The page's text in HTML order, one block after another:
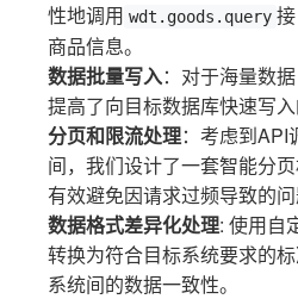
性地调用 wdt.goods.query
商品信息。
数据批量写入：对于海量数
提高了向目标数据库快速写入
分页和限流处理：考虑到API
间，我们设计了一套智能分
有效避免因请求过频导致的问
数据格式差异化处理: 使用自
转换为符合目标系统要求的
系统间的数据一致性。